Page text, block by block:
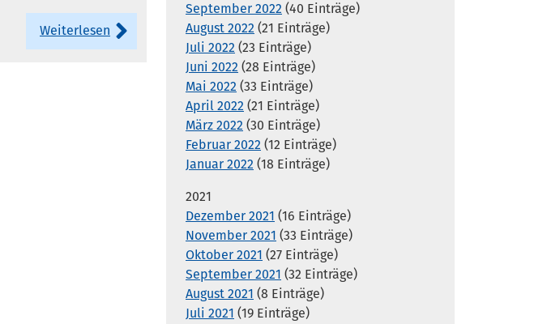
Weiterlesen
September 2022 (40 Einträge)
August 2022 (21 Einträge)
Juli 2022 (23 Einträge)
Juni 2022 (28 Einträge)
Mai 2022 (33 Einträge)
April 2022 (21 Einträge)
März 2022 (30 Einträge)
Februar 2022 (12 Einträge)
Januar 2022 (18 Einträge)
2021
Dezember 2021 (16 Einträge)
November 2021 (33 Einträge)
Oktober 2021 (27 Einträge)
September 2021 (32 Einträge)
August 2021 (8 Einträge)
Juli 2021 (19 Einträge)